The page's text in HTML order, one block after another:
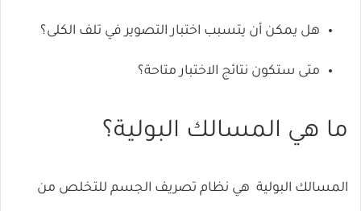
هل يمكن أن يتسبب اختبار التصوير في تلف الكلى؟
متى ستكون نتائج الاختبار متاحة؟
ما هي المسالك البولية؟
المسالك البولية هي نظام تصريف الجسم للتخلص من